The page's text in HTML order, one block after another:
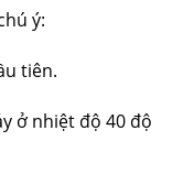
ý:
tiên.
ở nhiệt độ 40 độ